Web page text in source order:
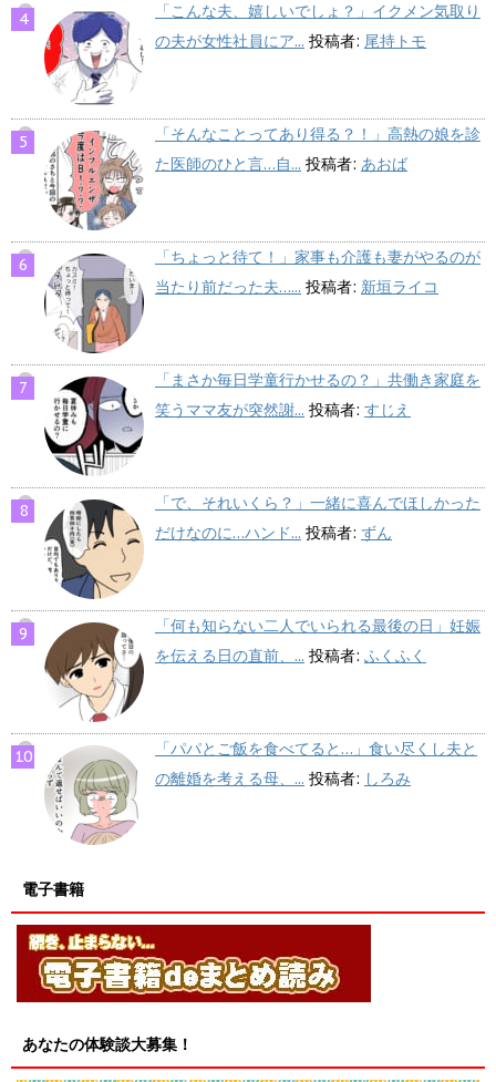
「こんな夫、嬉しいでしょ？」イクメン気取り
の夫が女性社員にア... 投稿者: 尾持トモ
「そんなことってあり得る？！」高熱の娘を診
た医師のひと言…自... 投稿者: あおば
「ちょっと待て！」家事も介護も妻がやるのが
当たり前だった夫…... 投稿者: 新垣ライコ
「まさか毎日学童行かせるの？」共働き家庭を
笑うママ友が突然謝... 投稿者: すじえ
「で、それいくら？」一緒に喜んでほしかった
だけなのに…ハンド... 投稿者: ずん
「何も知らない二人でいられる最後の日」妊娠
を伝える日の直前、... 投稿者: ふくふく
「パパとご飯を食べてると…」食い尽くし夫と
の離婚を考える母、... 投稿者: しろみ
電子書籍
あなたの体験談大募集！